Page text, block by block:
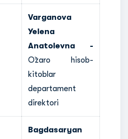
Varganova
Yelena
Anatolevna -
O`zaro hisob-
kitoblar
departament
direktori
Bagdasaryan